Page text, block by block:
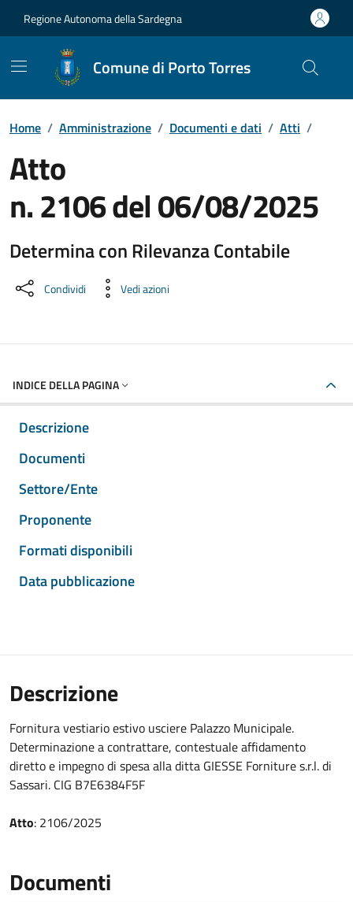
Regione Autonoma della Sardegna
Comune di Porto Torres
Home / Amministrazione / Documenti e dati / Atti /
Atto
n. 2106 del 06/08/2025
Determina con Rilevanza Contabile
Dettaglio del documento
Condividi Vedi azioni
INDICE DELLA PAGINA
Descrizione
Documenti
Settore/Ente
Proponente
Formati disponibili
Data pubblicazione
Descrizione
Fornitura vestiario estivo usciere Palazzo Municipale.
Determinazione a contrattare, contestuale affidamento
diretto e impegno di spesa alla ditta GIESSE Forniture s.r.l. di
Sassari. CIG B7E6384F5F
Atto: 2106/2025
Documenti